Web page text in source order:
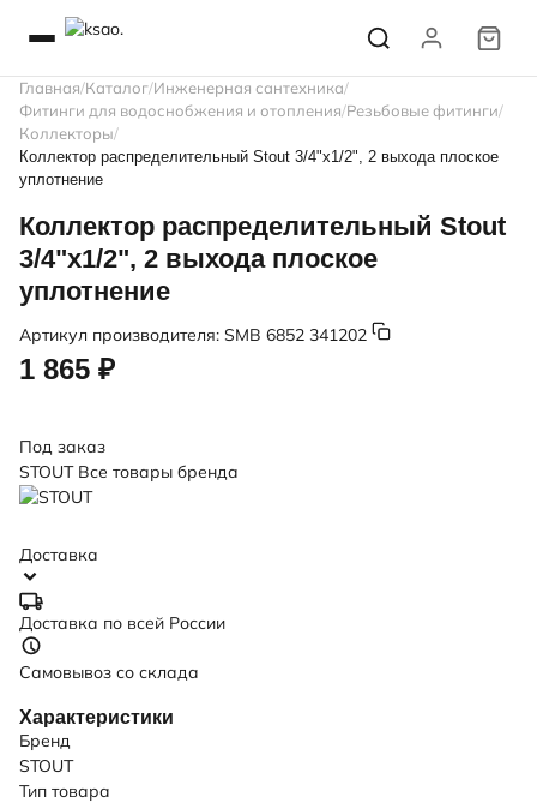
Главная Каталог Инженерная сантехника
Фитинги для водоснобжения и отопления Резьбовые фитинги
Коллекторы
Коллектор распределительный Stout 3/4"х1/2", 2 выхода плоское
уплотнение
Коллектор распределительный Stout
3/4"х1/2", 2 выхода плоское
уплотнение
Артикул производителя: SMB 6852 341202
1 865 ₽
Под заказ
STOUT Все товары бренда
Доставка
Доставка по всей России
Самовывоз со склада
Характеристики
Бренд
STOUT
Тип товара